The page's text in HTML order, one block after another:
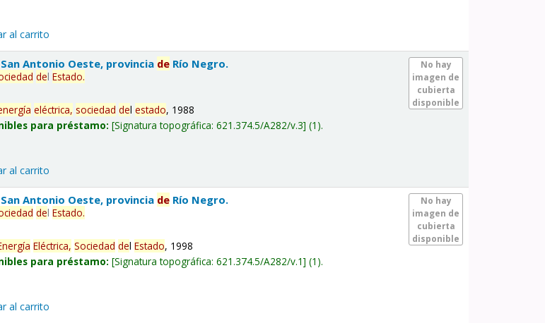
al carrito
No hay
imagen de
cubierta
disponible
Antonio Oeste, provincia de Río Negro.
delEstado.
eléctrica, sociedad delestado, 1988
para préstamo: Signatura topográfica:621.374.5/A282/v.3 (1).
al carrito
No hay
imagen de
cubierta
disponible
Antonio Oeste, provincia de Río Negro.
delEstado.
Eléctrica, Sociedad delEstado, 1998
para préstamo: Signatura topográfica:621.374.5/A282/v.1 (1).
al carrito